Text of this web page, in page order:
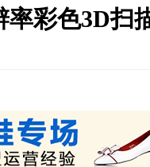
彩色3D扫